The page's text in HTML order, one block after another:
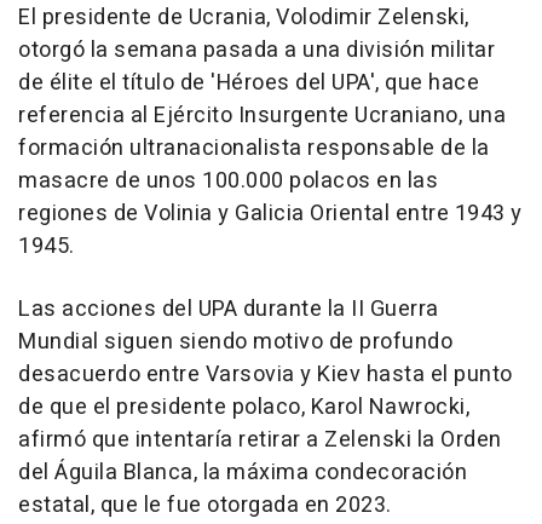
El presidente de Ucrania, Volodimir Zelenski,
otorgó la semana pasada a una división militar
de élite el título de 'Héroes del UPA', que hace
referencia al Ejército Insurgente Ucraniano, una
formación ultranacionalista responsable de la
masacre de unos 100.000 polacos en las
regiones de Volinia y Galicia Oriental entre 1943 y
1945.
Las acciones del UPA durante la II Guerra
Mundial siguen siendo motivo de profundo
desacuerdo entre Varsovia y Kiev hasta el punto
de que el presidente polaco, Karol Nawrocki,
afirmó que intentaría retirar a Zelenski la Orden
del Águila Blanca, la máxima condecoración
estatal, que le fue otorgada en 2023.